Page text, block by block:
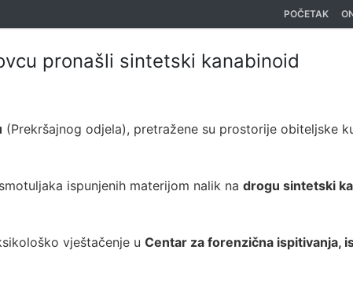
POČETAK
pronašli sintetski kanabinoid
(Prekršajnog odjela), pretražene su prostorije obiteljske
ispunjenih materijom nalik na drogu sintetski
vještačenje u Centar za forenzična ispitivanja,